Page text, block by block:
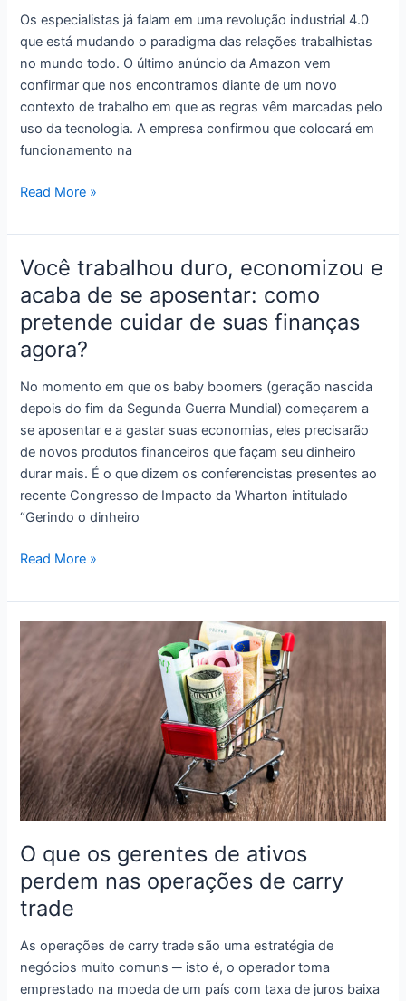
Os especialistas já falam em uma revolução industrial 4.0
que está mudando o paradigma das relações trabalhistas
no mundo todo. O último anúncio da Amazon vem
confirmar que nos encontramos diante de um novo
contexto de trabalho em que as regras vêm marcadas pelo
uso da tecnologia. A empresa confirmou que colocará em
funcionamento na
Amazon
Uber
redefinem
as
relações
trabalhistas
no
século
21
Read More »
Você trabalhou duro, economizou e
acaba de se aposentar: como
pretende cuidar de suas finanças
agora?
No momento em que os baby boomers (geração nascida
depois do fim da Segunda Guerra Mundial) começarem a
se aposentar e a gastar suas economias, eles precisarão
de novos produtos financeiros que façam seu dinheiro
durar mais. É o que dizem os conferencistas presentes ao
recente Congresso de Impacto da Wharton intitulado
“Gerindo o dinheiro
Você
duro,
economizou
e
de
se
aposentar:
como
pretende
cuidar
de
finanças
agora?
Read More »
O que os gerentes de ativos
perdem nas operações de carry
trade
As operações de carry trade são uma estratégia de
negócios muito comuns ─ isto é, o operador toma
emprestado na moeda de um país com taxa de juros baixa